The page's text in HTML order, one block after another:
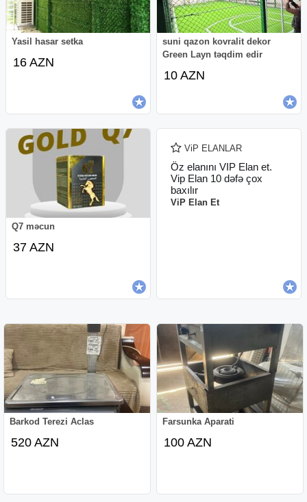
Yasil hasar setka
16 AZN
suni qazon kovralit dekor
Green Layn təqdim edir
10 AZN
Q7 məcun
37 AZN
ViP ELANLAR
Öz elanını VIP Elan et.
Vip Elan 10 dəfə çox
baxılır
ViP Elan Et
Barkod Terezi Aclas
520 AZN
Farsunka Aparati
100 AZN